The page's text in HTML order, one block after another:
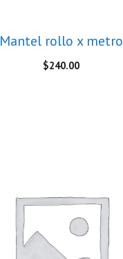
Mantel rollo x metro
$240.00